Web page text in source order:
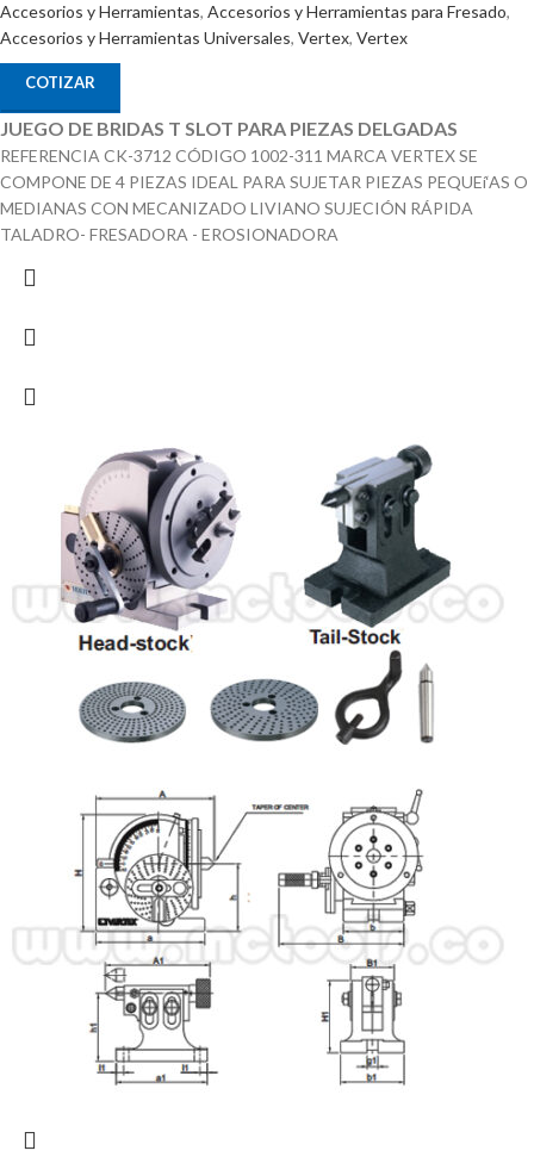
Accesorios y Herramientas, Accesorios y Herramientas para Fresado,
Accesorios y Herramientas Universales, Vertex, Vertex
COTIZAR
JUEGO DE BRIDAS T SLOT PARA PIEZAS DELGADAS
REFERENCIA CK-3712 CÓDIGO 1002-311 MARCA VERTEX SE
COMPONE DE 4 PIEZAS IDEAL PARA SUJETAR PIEZAS PEQUEí‘AS O
MEDIANAS CON MECANIZADO LIVIANO SUJECIÓN RÁPIDA
TALADRO- FRESADORA - EROSIONADORA